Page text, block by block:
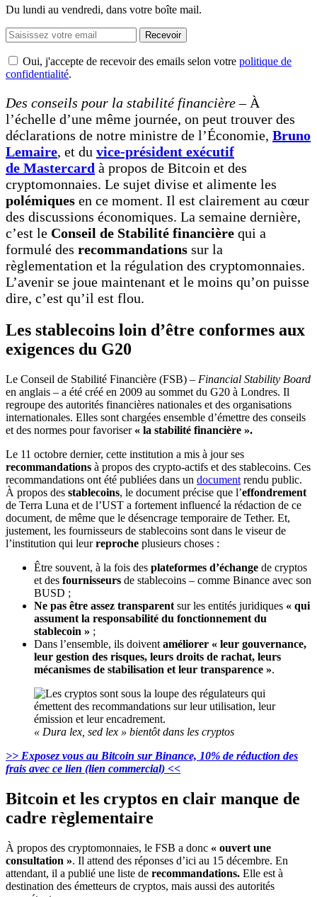
Du lundi au vendredi, dans votre boîte mail.
Recevoir
Oui, j'accepte de recevoir des emails selon votre politique de
confidentialité.
Des conseils pour la stabilité financière– À
l’échelle d’une même journée, on peut trouver des
déclarations de notre ministre de l’Économie, Bruno
Lemaire, et du vice-président exécutif
de Mastercard à propos de Bitcoin et des
cryptomonnaies. Le sujet divise et alimente les
polémiques en ce moment. Il est clairement au cœur
des discussions économiques. La semaine dernière,
c’est le Conseil de Stabilité financière qui a
formulé des recommandations sur la
règlementation et la régulation des cryptomonnaies.
L’avenir se joue maintenant et le moins qu’on puisse
dire, c’est qu’il est flou.
Les stablecoins loin d’être conformes aux
exigences du G20
Le Conseil de Stabilité Financière (FSB) – Financial Stability Board
en anglais – a été créé en 2009 au sommet du G20 à Londres. Il
regroupe des autorités financières nationales et des organisations
internationales. Elles sont chargées ensemble d’émettre des conseils
et des normes pour favoriser « la stabilité financière ».
Le 11 octobre dernier, cette institution a mis à jour ses
recommandations à propos des crypto-actifs et des stablecoins. Ces
recommandations ont été publiées dans un document rendu public.
À propos des stablecoins, le document précise que l’effondrement
de Terra Luna et de l’UST a fortement influencé la rédaction de ce
document, de même que le désencrage temporaire de Tether. Et,
justement, les fournisseurs de stablecoins sont dans le viseur de
l’institution qui leurreproche plusieurs choses :
Être souvent, à la fois des plateformes d’échange de cryptos
et des fournisseurs de stablecoins – comme Binance avec son
BUSD ;
Ne pas être assez transparent sur les entités juridiques « qui
assument la responsabilité du fonctionnement du
stablecoin » ;
Dans l’ensemble, ils doivent améliorer « leur gouvernance,
leur gestion des risques, leurs droits de rachat, leurs
mécanismes de stabilisation et leur transparence ».
« Dura lex, sed lex » bientôt dans les cryptos
>> Exposez vous au Bitcoin sur Binance, 10% de réduction des
frais avec ce lien (lien commercial) <<
Bitcoin et les cryptos en clair manque de
cadre règlementaire
À propos des cryptomonnaies, le FSB a donc « ouvert une
consultation ». Il attend des réponses d’ici au 15 décembre. En
attendant, il a publié une liste de recommandations. Elle est à
destination des émetteurs de cryptos, mais aussi des autorités